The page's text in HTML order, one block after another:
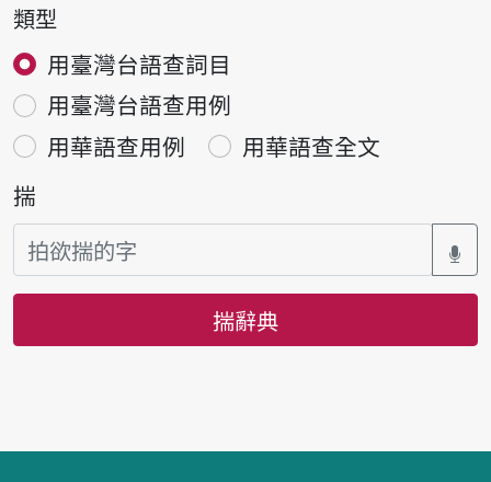
類型
用臺灣台語查詞目
用臺灣台語查用例
用華語查用例
用華語查全文
揣
揣辭典